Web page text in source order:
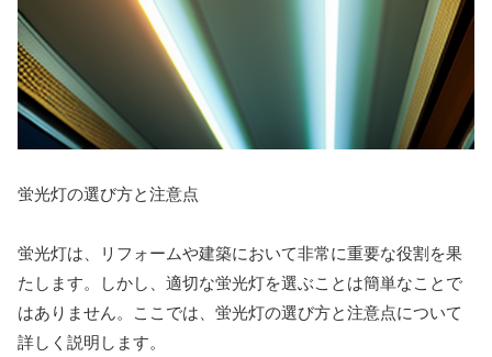
蛍光灯の選び方と注意点
蛍光灯は、リフォームや建築において非常に重要な役割を果
たします。しかし、適切な蛍光灯を選ぶことは簡単なことで
はありません。ここでは、蛍光灯の選び方と注意点について
詳しく説明します。